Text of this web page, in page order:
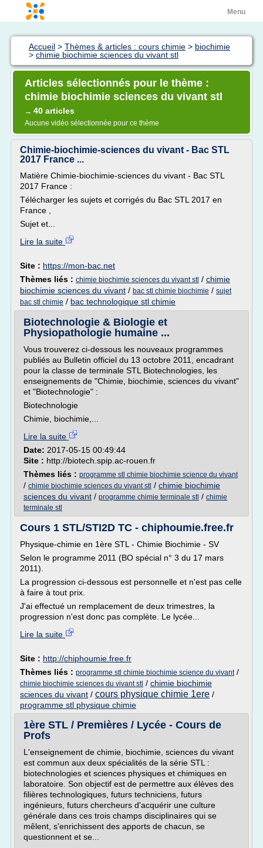
Menu
Accueil > Thèmes & articles : cours chimie > biochimie
> chimie biochimie sciences du vivant stl
Articles sélectionnés pour le thème :
chimie biochimie sciences du vivant stl
→ 40 articles
Aucune vidéo sélectionnée pour ce thème
Chimie-biochimie-sciences du vivant - Bac STL
2017 France ...
Matière Chimie-biochimie-sciences du vivant - Bac STL
2017 France :
Télécharger les sujets et corrigés du Bac STL 2017 en
France ,
Sujet et...
Lire la suite
Site : https://mon-bac.net
Thèmes liés : chimie biochimie sciences du vivant stl / chimie
biochimie sciences du vivant / bac stl chimie biochimie / sujet
bac stl chimie / bac technologique stl chimie
Biotechnologie & Biologie et
Physiopathologie humaine ...
Vous trouverez ci-dessous les nouveaux programmes
publiés au Bulletin officiel du 13 octobre 2011, encadrant
pour la classe de terminale STL Biotechnologies, les
enseignements de "Chimie, biochimie, sciences du vivant"
et "Biotechnologie" :
Biotechnologie
Chimie, biochimie,...
Lire la suite
Date: 2017-05-15 00:49:44
Site : http://biotech.spip.ac-rouen.fr
Thèmes liés : programme stl chimie biochimie science du vivant
/ chimie biochimie sciences du vivant stl / chimie biochimie
sciences du vivant / programme chimie terminale stl / chimie
terminale stl
Cours 1 STL/STI2D TC - chiphoumie.free.fr
Physique-chimie en 1ère STL - Chimie Biochimie - SV
Selon le programme 2011 (BO spécial n° 3 du 17 mars
2011).
La progression ci-dessous est personnelle et n'est pas celle
à faire à tout prix.
J'ai effectué un remplacement de deux trimestres, la
progression n'est donc pas complète. Le lycée...
Lire la suite
Site : http://chiphoumie.free.fr
Thèmes liés : programme stl chimie biochimie science du vivant/
chimie biochimie sciences du vivant stl / chimie biochimie
sciences du vivant / cours physique chimie 1ere /
programme stl physique chimie
1ère STL / Premières / Lycée - Cours de
Profs
L'enseignement de chimie, biochimie, sciences du vivant
est commun aux deux spécialités de la série STL :
biotechnologies et sciences physiques et chimiques en
laboratoire. Son objectif est de permettre aux élèves des
filières technologiques, futurs techniciens, futurs
ingénieurs, futurs chercheurs d'acquérir une culture
générale dans ces trois champs disciplinaires qui se
mêlent, s'enrichissent des apports de chacun, se
questionnent et se...